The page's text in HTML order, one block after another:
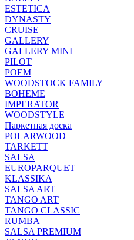
ESTETICA
DYNASTY
CRUISE
GALLERY
GALLERY MINI
PILOT
POEM
WOODSTOCK FAMILY
BOHEME
IMPERATOR
WOODSTYLE
Паркетная доска
POLARWOOD
TARKETT
SALSA
EUROPARQUET
KLASSIKA
SALSA ART
TANGO ART
TANGO CLASSIC
RUMBA
SALSA PREMIUM